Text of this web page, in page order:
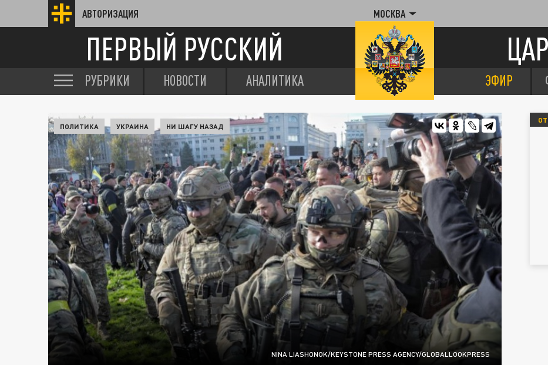
АВТОРИЗАЦИЯ МОСКВА
ПЕРВЫЙ РУССКИЙ
РУБРИКИ НОВОСТИ АНАЛИТИКА ЭФИР
NINA LIASHONOK/KEYSTONE PRESS AGENCY/GLOBALLOOKPRESS
ПОЛИТИКА УКРАИНА НИ ШАГУ НАЗАД